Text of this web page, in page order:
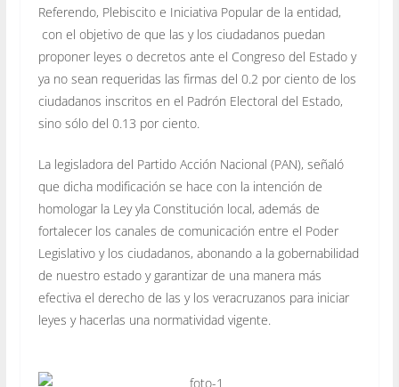
Referendo, Plebiscito e Iniciativa Popular de la entidad,
con el objetivo de que las y los ciudadanos puedan
proponer leyes o decretos ante el Congreso del Estado y
ya no sean requeridas las firmas del 0.2 por ciento de los
ciudadanos inscritos en el Padrón Electoral del Estado,
sino sólo del 0.13 por ciento.
La legisladora del Partido Acción Nacional (PAN), señaló
que dicha modificación se hace con la intención de
homologar la Ley yla Constitución local, además de
fortalecer los canales de comunicación entre el Poder
Legislativo y los ciudadanos, abonando a la gobernabilidad
de nuestro estado y garantizar de una manera más
efectiva el derecho de las y los veracruzanos para iniciar
leyes y hacerlas una normatividad vigente.